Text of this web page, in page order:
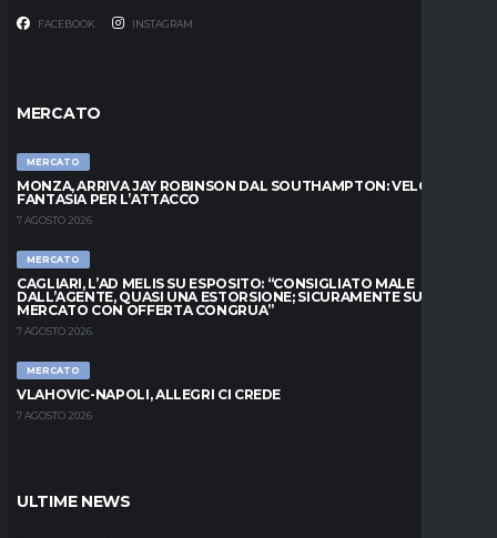
FACEBOOK INSTAGRAM
MERCATO
MERCATO
MONZA, ARRIVA JAY ROBINSON DAL SOUTHAMPTON: VELOCITÀ E
FANTASIA PER L’ATTACCO
7 AGOSTO 2026
MERCATO
CAGLIARI, L’AD MELIS SU ESPOSITO: “CONSIGLIATO MALE
DALL’AGENTE, QUASI UNA ESTORSIONE; SICURAMENTE SUL
MERCATO CON OFFERTA CONGRUA”
7 AGOSTO 2026
MERCATO
VLAHOVIC-NAPOLI, ALLEGRI CI CREDE
7 AGOSTO 2026
ULTIME NEWS